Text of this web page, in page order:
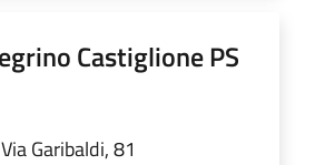
Castiglione PS
Via Garibaldi, 81